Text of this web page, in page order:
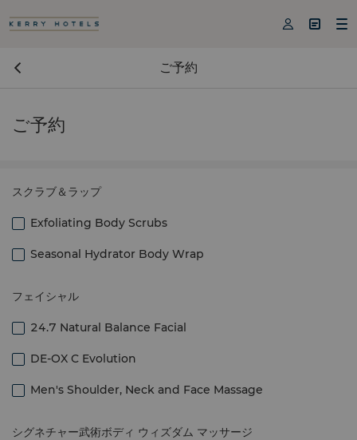
  
ご予約
ご予約
スクラブ＆ラップ
Exfoliating Body Scrubs
Seasonal Hydrator Body Wrap
フェイシャル
24.7 Natural Balance Facial
DE-OX C Evolution
Men's Shoulder, Neck and Face Massage
シグネチャー武術ボディ ウィズダム マッサージ